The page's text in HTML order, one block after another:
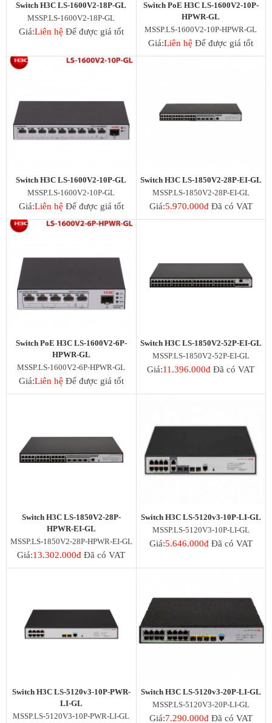
DeceptiveBytes Presentation
Giới thiệu giải pháp DLP ITsMine
Trình bày DeceptiveBytes
Deceptive-Bytes-Defender-vs-CrowdStrike
Deceptive-Bytes-vs-Check-Point
Deceptive-Bytes-vs-Fidelis
Deceptive-Bytes-vs-Fortinet
Deceptive-Bytes-vs-Halcyon
Deceptive-Bytes-vs-Panda
Deceptive-Bytes-vs-SentinelOne
Camera
EZVIZ
KBVision
HIKvision
DAHUA
Đầu Thu KBVison
Đầu Thu IMOU
Đầu Thu HIKvison
COMMSCOPE/AMP
Norden
Cáp mạng HIKvision
Thẻ Nhớ KBT
Thẻ Nhớ Ezviz
Thẻ Nhớ Kingston
Access Point UniFi
Switch UniFi
UniFi Gateway
Switch H3C LS-1600V2-18P-GL
MSSP.LS-1600V2-18P-GL
Giá:Liên hệ Để được giá tốt
Switch PoE H3C LS-1600V2-10P-
HPWR-GL
MSSP.LS-1600V2-10P-HPWR-GL
Giá:Liên hệ Để được giá tốt
Switch H3C LS-1600V2-10P-GL
MSSP.LS-1600V2-10P-GL
Giá:Liên hệ Để được giá tốt
Switch H3C LS-1850V2-28P-EI-GL
MSSP.LS-1850V2-28P-EI-GL
Giá:5.970.000đĐã có VAT
Switch PoE H3C LS-1600V2-6P-
HPWR-GL
MSSP.LS-1600V2-6P-HPWR-GL
Giá:Liên hệ Để được giá tốt
Switch H3C LS-1850V2-52P-EI-GL
MSSP.LS-1850V2-52P-EI-GL
Giá:11.396.000đ Đã có VAT
Switch H3C LS-1850V2-28P-
HPWR-EI-GL
MSSP.LS-1850V2-28P-HPWR-EI-GL
Giá:13.302.000đ Đã có VAT
Switch H3C LS-5120v3-10P-LI-GL
MSSP.LS-5120V3-10P-LI-GL
Giá:5.646.000đĐã có VAT
Switch H3C LS-5120v3-10P-PWR-
LI-GL
MSSP.LS-5120V3-10P-PWR-LI-GL
Switch H3C LS-5120v3-20P-LI-GL
MSSP.LS-5120V3-20P-LI-GL
Giá:7.290.000đĐã có VAT